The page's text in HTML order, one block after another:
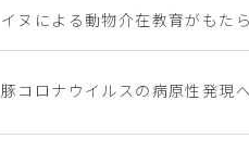
イヌによる動物介在教育がもた
豚コロナウイルスの病原性発現